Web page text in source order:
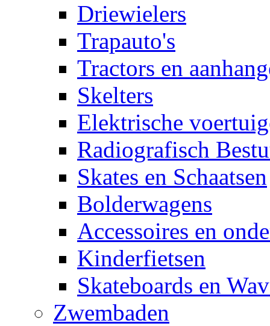
Driewielers
Trapauto's
Tractors en
Skelters
Elektrische
Radiografisch
Skates en Schaatsen
Bolderwagens
Accessoires en
Kinderfietsen
Skateboards en
Zwembaden